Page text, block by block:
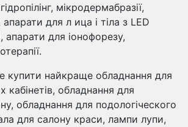
мікродермабразії,
апарати для л ица і тіла з LED
апарати для іонофорезу,
купити найкраще обладнання для
кабінетів, обладнання для
обладнання для подологіческого
для салону краси, лампи лупи,